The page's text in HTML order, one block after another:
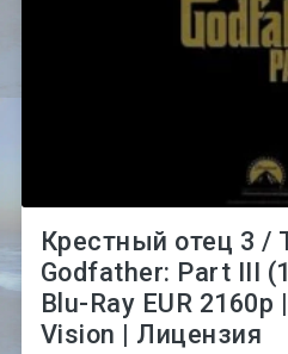
Крестный отец 3 /
Godfather: Part III
Blu-Ray EUR 2160p
Vision | Лицензия